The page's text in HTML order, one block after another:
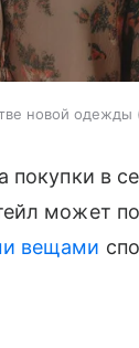
новой одежды
покупки в
может
вещами